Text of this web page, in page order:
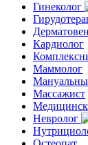
Гинеколог
Кардиолог
Маммолог
Массажист
Невролог